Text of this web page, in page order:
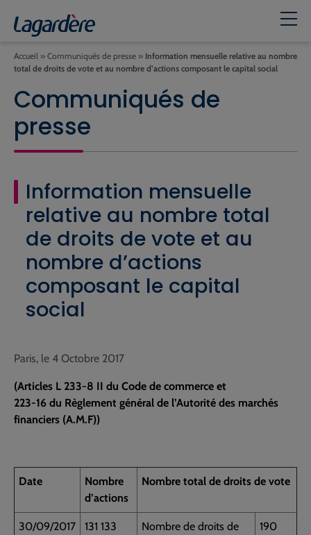
Accueil » Communiqués de presse » Information mensuelle relative au nombre
total de droits de vote et au nombre d’actions composant le capital social
Communiqués de
presse
Information mensuelle
relative au nombre total
de droits de vote et au
nombre d’actions
composant le capital
social
Paris, le 4 Octobre 2017
(Articles L 233-8 II du Code de commerce et
223-16 du Règlement général de l’Autorité des marchés
financiers (A.M.F))
Date
Nombre
d’actions
Nombre total de droits de vote
30/09/2017
131 133
Nombre de droits de
190